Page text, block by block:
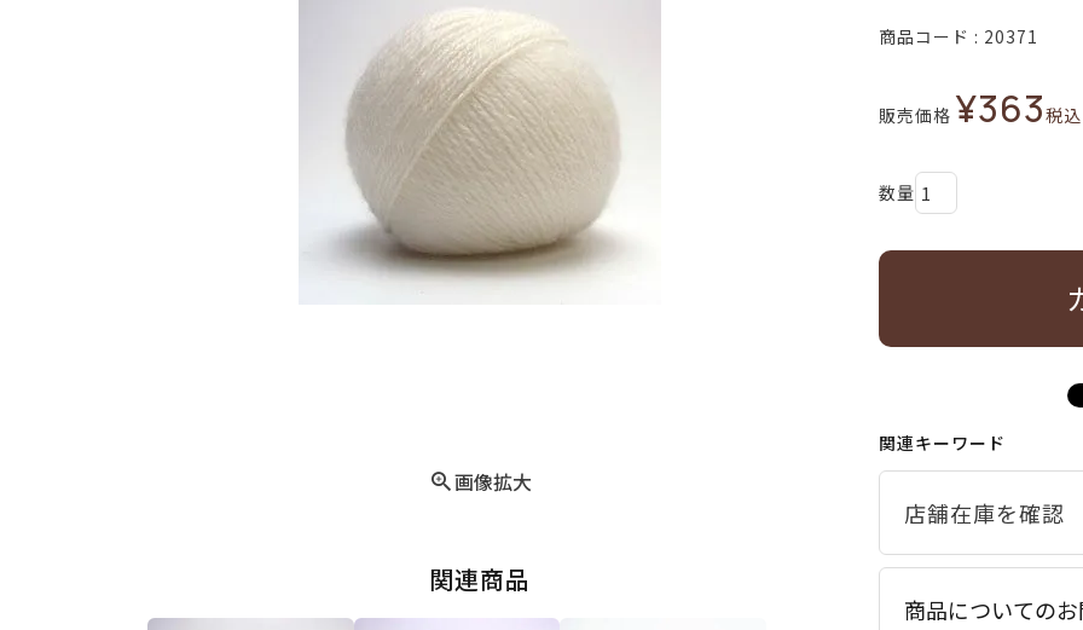
画像拡大
関連商品
商品コード 20371
販売価格 ¥363税込
関連キーワード
商品についての